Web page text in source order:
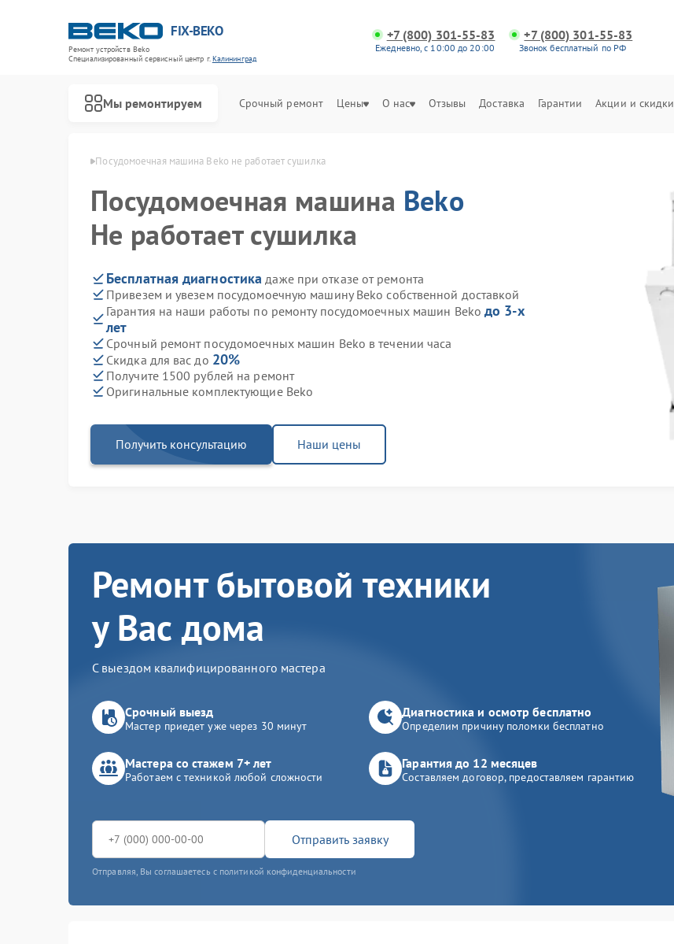
FIX-BEKO
Ремонт устройств Beko
Специализированный cервисный центр г.Калининград
+7 (800) 301-55-83
Ежедневно, с 10:00 до 20:00
+7 (800) 301-55-83
Звонок бесплатный по РФ
Мы ремонтируем Срочный ремонт Цены О нас Отзывы Доставка Гарантии Акции и скидки
в Калининграде Посудомоечная машина Beko не работает сушилка
Посудомоечная машина Beko
Не работает сушилка
Бесплатная диагностика даже при отказе от ремонта
Привезем и увезем посудомоечную машину Beko собственной доставкой
Гарантия на наши работы по ремонту посудомоечных машин Beko до 3-х
лет
Срочный ремонт посудомоечных машин Beko в течении часа
Скидка для вас до 20%
Получите 1500 рублей на ремонт
Оригинальные комплектующие Beko
Получить консультацию Наши цены
Ремонт бытовой техники
у Вас дома
С выездом квалифицированного мастера
Срочный выезд
Мастер приедет уже через 30 минут
Диагностика и осмотр бесплатно
Определим причину поломки бесплатно
Мастера со стажем 7+ лет
Работаем с техникой любой сложности
Гарантия до 12 месяцев
Составляем договор, предоставляем гарантию
Отправить заявку
Отправляя, Вы соглашаетесь с политикой конфиденциальности